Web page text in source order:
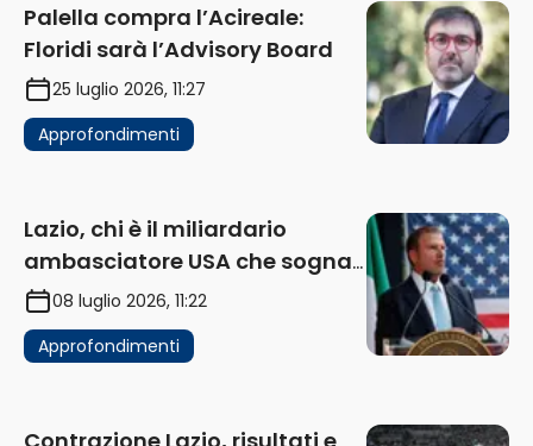
Palella compra l’Acireale:
Floridi sarà l’Advisory Board
25 luglio 2026, 11:27
Approfondimenti
Lazio, chi è il miliardario
ambasciatore USA che sogna
di acquistare un club in Italia
08 luglio 2026, 11:22
Approfondimenti